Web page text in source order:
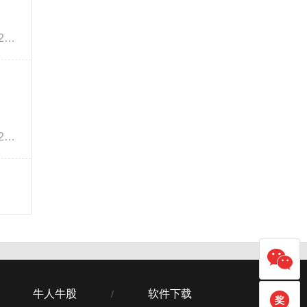
叩富全民炼股争霸赛上周盈利排名公布、奖金已发放，参赛的朋友可以到叩富简投大赛专用奖金钱包查看，只要满20元就能直接提现，每周每月都有现金奖励。 &n...
叩富全民炼股争霸赛上周盈利排名公布、奖金已发放，参赛的朋友可以到叩富简投大赛专用奖金钱包查看，只要满20元就能直接提现，每周每月都有现金奖励。 &n...
牛人牛股 / 软件下载